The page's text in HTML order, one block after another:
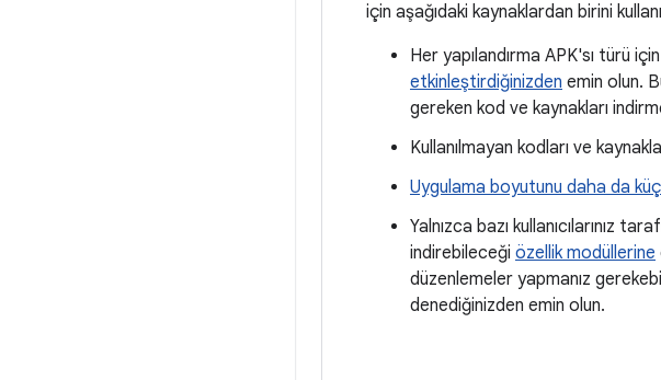
için aşağıdaki kaynaklardan birini
Her yapılandırma APK'sı türü için
etkinleştirdiğinizden emin olun.
gereken kod ve kaynakları
Kullanılmayan kodları ve
Uygulama boyutunu daha da
Yalnızca bazı kullanıcılarınız
indirebileceği özellik modüllerine
düzenlemeler yapmanız
denediğinizden emin olun.